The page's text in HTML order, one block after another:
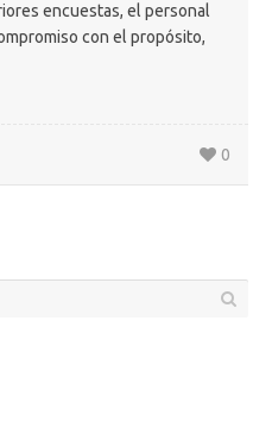
encuestas, el personal
con el propósito,
0